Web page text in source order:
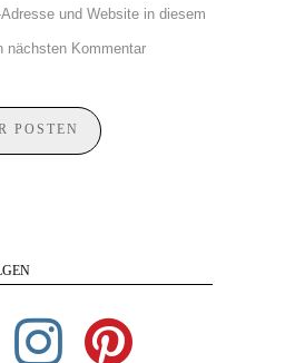
und Website in diesem
nächsten Kommentar